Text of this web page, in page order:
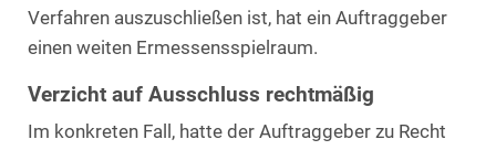
Verfahren auszuschließen ist, hat ein Auftraggeber
einen weiten Ermessensspielraum.
Verzicht auf Ausschluss rechtmäßig
Im konkreten Fall, hatte der Auftraggeber zu Recht